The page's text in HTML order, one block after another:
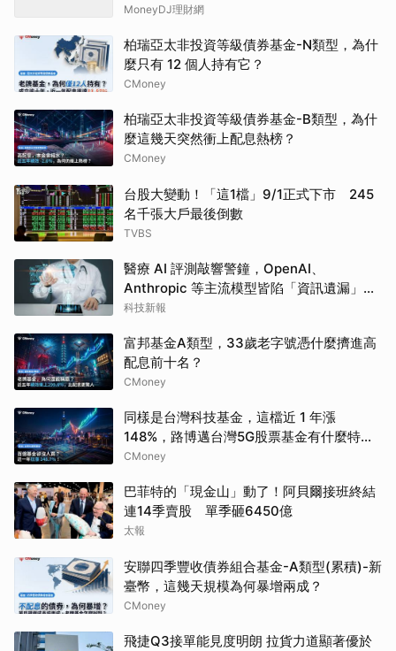
MoneyDJ理財網
柏瑞亞太非投資等級債券基金-N類型，為什
麼只有 12 個人持有它？
CMoney
柏瑞亞太非投資等級債券基金-B類型，為什
麼這幾天突然衝上配息熱榜？
CMoney
台股大變動！「這1檔」9/1正式下市 245
名千張大戶最後倒數
TVBS
醫療 AI 評測敲響警鐘，OpenAI、
Anthropic 等主流模型皆陷「資訊遺漏」盲
點
科技新報
富邦基金A類型，33歲老字號憑什麼擠進高
配息前十名？
CMoney
同樣是台灣科技基金，這檔近 1 年漲
148%，路博邁台灣5G股票基金有什麼特
別？
CMoney
巴菲特的「現金山」動了！阿貝爾接班終結
連14季賣股 單季砸6450億
太報
安聯四季豐收債券組合基金-A類型(累積)-新
臺幣，這幾天規模為何暴增兩成？
CMoney
飛捷Q3接單能見度明朗 拉貨力道顯著優於